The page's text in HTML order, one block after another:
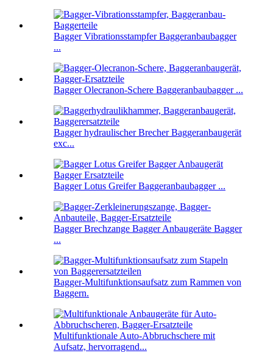
Bagger Vibrationsstampfer Baggeranbaubagger
...
Bagger Olecranon-Schere Baggeranbaubagger ...
Bagger hydraulischer Brecher Baggeranbaugerät
exc...
Bagger Lotus Greifer Baggeranbaubagger ...
Bagger Brechzange Bagger Anbaugeräte Bagger
...
Bagger-Multifunktionsaufsatz zum Rammen von
Baggern.
Multifunktionale Auto-Abbruchschere mit
Aufsatz, hervorragend...